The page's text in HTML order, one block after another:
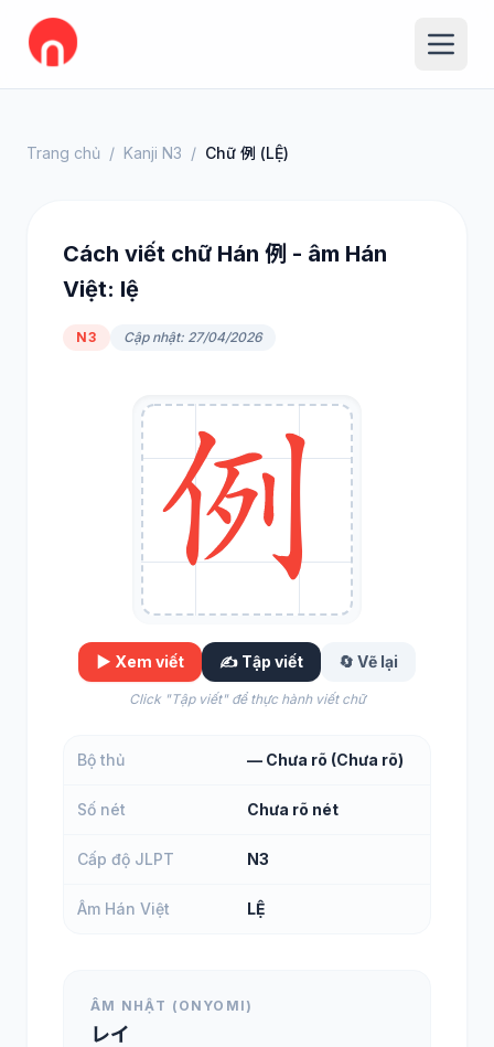
Trang chủ / Kanji N3 / Chữ 例 (LỆ)
Cách viết chữ Hán 例 - âm Hán
Việt: lệ
N3 Cập nhật: 27/04/2026
▶️ Xem viết ✍️ Tập viết 🔄 Vẽ lại
Click "Tập viết" để thực hành viết chữ
Bộ thủ — Chưa rõ (Chưa rõ)
Số nét Chưa rõ nét
Cấp độ JLPT N3
Âm Hán Việt LỆ
ÂM NHẬT (ONYOMI)
レイ